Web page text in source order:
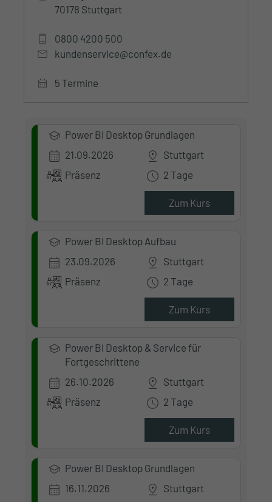
70178 Stuttgart
0800 4200 500
kundenservice@confex.de
5 Termine
Power BI Desktop Grundlagen
21.09.2026
Stuttgart
Präsenz
2 Tage
Zum Kurs
Power BI Desktop Aufbau
23.09.2026
Stuttgart
Präsenz
2 Tage
Zum Kurs
Power BI Desktop & Service für
Fortgeschrittene
26.10.2026
Stuttgart
Präsenz
2 Tage
Zum Kurs
Power BI Desktop Grundlagen
16.11.2026
Stuttgart